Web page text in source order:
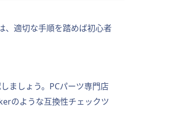
、適切な手順を踏めば初心者
ましょう。PCパーツ専門店
のような互換性チェックツ